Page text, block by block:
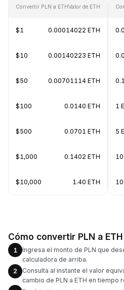
Convertir PLN a ETHValor de ETH
$1 0.00014022 ETH
$10 0.00140223 ETH
$50 0.00701114 ETH
$100 0.0140 ETH
$500 0.0701 ETH
$1,000 0.1402 ETH
$10,000 1.40 ETH
1
5
Cómo convertir PLN a
1
Ingresa el monto de PLN que
calculadora de arriba.
2
Consulta al instante el valor
cambio de PLN a ETH en tiempo